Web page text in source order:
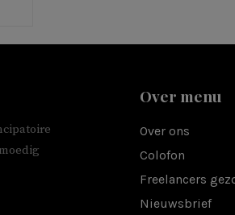
Over menu
Over ons
Colofon
Freelancers
Nieuwsbrief